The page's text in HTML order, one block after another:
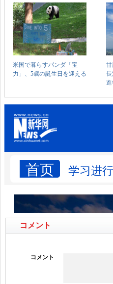
コメント
コメント